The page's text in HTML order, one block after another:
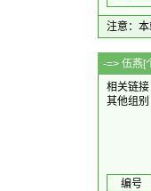
注意：
-=> 伍
相关链接
其他组别
编号